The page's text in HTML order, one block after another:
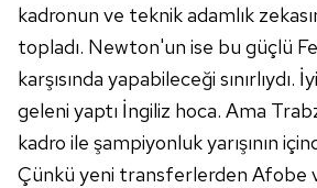
kadronun ve teknik adamlık
topladı. Newton'un ise bu güçlü
karşısında yapabileceği sınırlıydı.
geleni yaptı İngiliz hoca. Ama
kadro ile şampiyonluk yarışının
Çünkü yeni transferlerden Afobe